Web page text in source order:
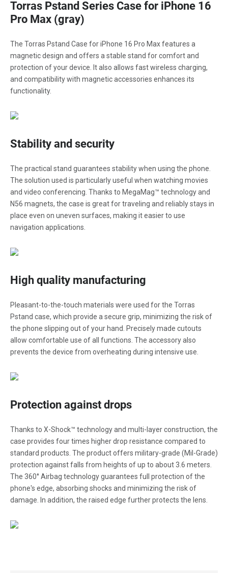
Torras Pstand Series Case for iPhone 16
Pro Max (gray)
The Torras Pstand Case for iPhone 16 Pro Max features a
magnetic design and offers a stable stand for comfort and
protection of your device. It also allows fast wireless charging,
and compatibility with magnetic accessories enhances its
functionality.
Stability and security
The practical stand guarantees stability when using the phone.
The solution used is particularly useful when watching movies
and video conferencing. Thanks to MegaMag™ technology and
N56 magnets, the case is great for traveling and reliably stays in
place even on uneven surfaces, making it easier to use
navigation applications.
High quality manufacturing
Pleasant-to-the-touch materials were used for the Torras
Pstand case, which provide a secure grip, minimizing the risk of
the phone slipping out of your hand. Precisely made cutouts
allow comfortable use of all functions. The accessory also
prevents the device from overheating during intensive use.
Protection against drops
Thanks to X-Shock™ technology and multi-layer construction, the
case provides four times higher drop resistance compared to
standard products. The product offers military-grade (Mil-Grade)
protection against falls from heights of up to about 3.6 meters.
The 360° Airbag technology guarantees full protection of the
phone's edge, absorbing shocks and minimizing the risk of
damage. In addition, the raised edge further protects the lens.